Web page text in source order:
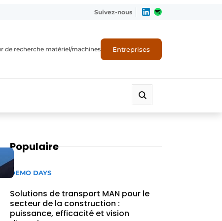
Suivez-nous
de recherche matériel/machines Entreprises
Populaire
DEMO DAYS
Solutions de transport MAN pour le
secteur de la construction :
puissance, efficacité et vision